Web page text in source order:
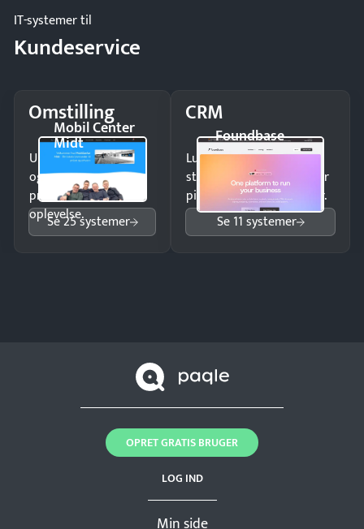
IT-systemer til
Kundeservice
Omstilling
Mobil Center
Midt
Undgå tabte opkald
og giv kunderne en
professionel
oplevelse.
Se 25 systemer
CRM
Foundbase
Luk flere salg med et
struktureret overblik over
pipeline og opfølgninger.
Se 11 systemer
Min side
LOG IND
OPRET GRATIS BRUGER